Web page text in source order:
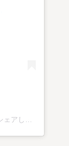
BAR WHITE OAK(@bar_white_oak)がシェアした投稿